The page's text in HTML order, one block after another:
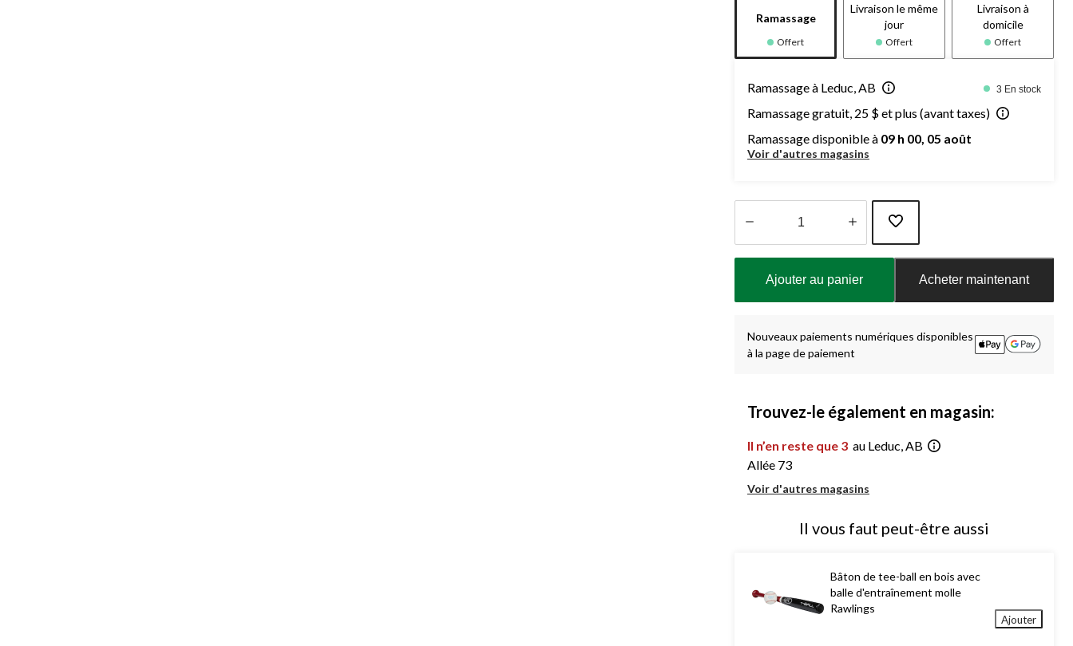
Ramassage
Offert
Livraison le même
jour
Offert
Livraison à
domicile
Offert
Ramassage à Leduc, AB 3 En stock
Ramassage gratuit, 25 $ et plus (avant taxes)
Ramassage disponible à 09 h 00, 05 août
Voir d'autres magasins
Ajouter au panier Acheter maintenant
Nouveaux paiements numériques disponibles
à la page de paiement
Trouvez-le également en magasin:
Il n’en reste que 3 au Leduc, AB
Allée 73
Voir d'autres magasins
Il vous faut peut-être aussi
Bâton de tee-ball en bois avec
balle d'entraînement molle
Rawlings
Ajouter